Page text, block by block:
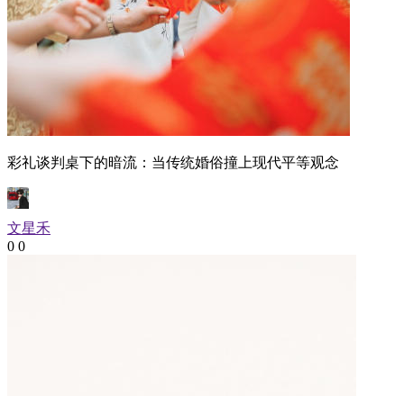
彩礼谈判桌下的暗流：当传统婚俗撞上现代平等观念
文星禾
0 0